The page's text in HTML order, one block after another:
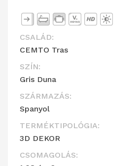
CSALÁD:
CEMTO Tras
SZÍN:
Gris Duna
SZÁRMAZÁS:
Spanyol
TERMÉKTIPOLÓGIA:
3D DEKOR
CSOMAGOLÁS: